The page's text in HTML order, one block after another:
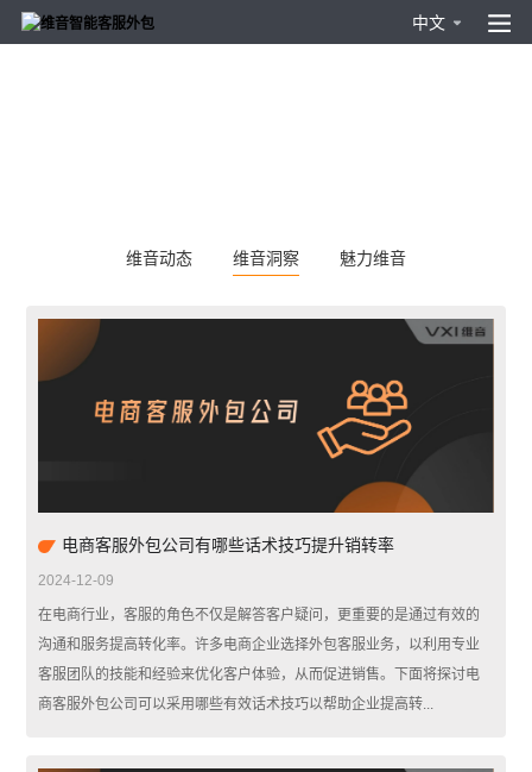
中文
维音动态 维音洞察 魅力维音
电商客服外包公司有哪些话术技巧提升销转率
2024-12-09
在电商行业，客服的角色不仅是解答客户疑问，更重要的是通过有效的
沟通和服务提高转化率。许多电商企业选择外包客服业务，以利用专业
客服团队的技能和经验来优化客户体验，从而促进销售。下面将探讨电
商客服外包公司可以采用哪些有效话术技巧以帮助企业提高转...